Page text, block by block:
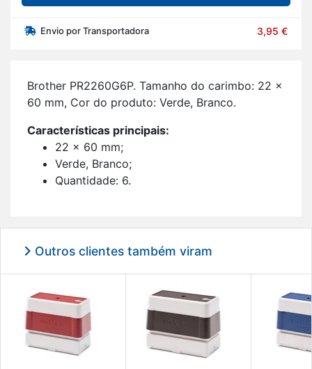
Envio por Transportadora 3,95 €
Brother PR2260G6P. Ta­manho do ca­rimbo: 22 x
60 mm, Cor do pro­duto: Verde, Branco.
Ca­rac­te­rís­ticas prin­ci­pais:
22 x 60 mm;
Verde, Branco;
Quan­ti­dade: 6.
Outros clientes também viram